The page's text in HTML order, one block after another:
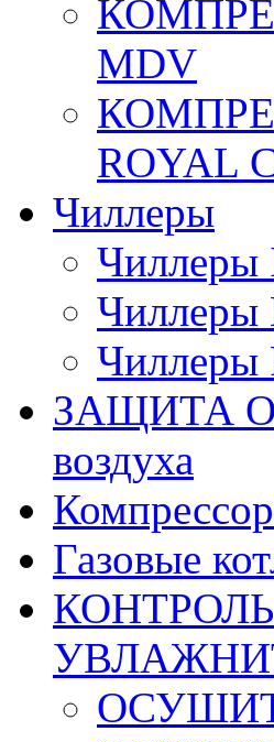
MDV
ROYAL
Чиллеры
Чиллеры
Чиллеры
ЗАЩИТА
воздуха
Газовые